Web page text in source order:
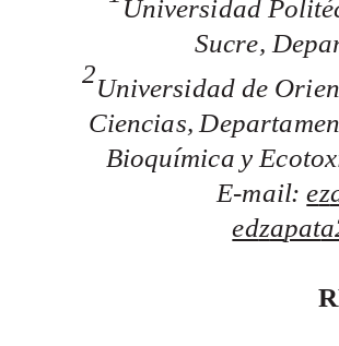
Universidad Polit
Sucre, Depa
2Universidad de Orien
Ciencias, Departame
Bioquímica y Ecotox
E-mail: ez
edzapat
R